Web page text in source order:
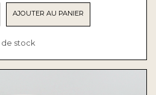
AJOUTER AU PANIER
stock